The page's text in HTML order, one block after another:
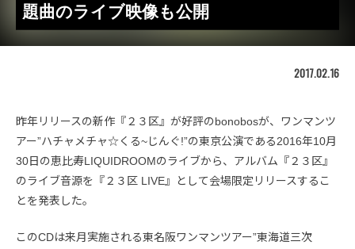
題曲のライブ映像も公開
2017.02.16
昨年リリースの新作『２３区』が好評のbonobosが、ワンマンツ
アー”ハチャメチャ☆くる~じんぐ!”の東京公演である2016年10月
30日の恵比寿LIQUIDROOMのライブから、アルバム『２３区』
のライブ音源を『２３区 LIVE』として会場限定リリースするこ
とを発表した。
このCDは来月実施される東名阪ワンマンツアー”東海道三次